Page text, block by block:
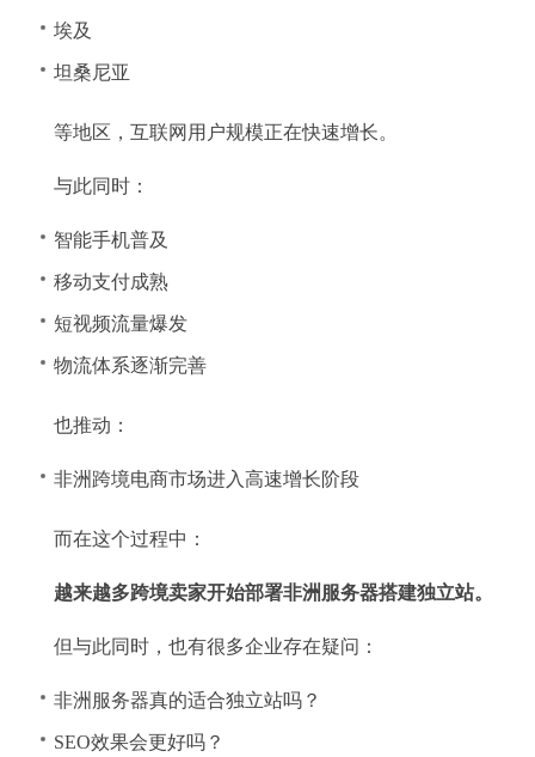
埃及
坦桑尼亚
等地区，互联网用户规模正在快速增长。
与此同时：
智能手机普及
移动支付成熟
短视频流量爆发
物流体系逐渐完善
也推动：
非洲跨境电商市场进入高速增长阶段
而在这个过程中：
越来越多跨境卖家开始部署非洲服务器搭建独立站。
但与此同时，也有很多企业存在疑问：
非洲服务器真的适合独立站吗？
SEO效果会更好吗？